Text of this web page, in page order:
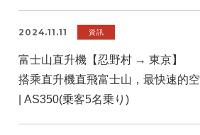
2024.11.11 資訊
富士山直升機【忍野村 → 東京】
搭乘直升機直飛富士山，最快速的空
| AS350(乗客5名乗り)